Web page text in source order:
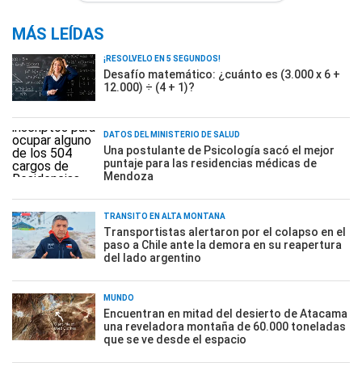
MÁS LEÍDAS
¡RESOLVELO EN 5 SEGUNDOS!
Desafío matemático: ¿cuánto es (3.000 x 6 +
12.000) ÷ (4 + 1)?
DATOS DEL MINISTERIO DE SALUD
Una postulante de Psicología sacó el mejor
puntaje para las residencias médicas de
Mendoza
TRÁNSITO EN ALTA MONTAÑA
Transportistas alertaron por el colapso en el
paso a Chile ante la demora en su reapertura
del lado argentino
MUNDO
Encuentran en mitad del desierto de Atacama
una reveladora montaña de 60.000 toneladas
que se ve desde el espacio